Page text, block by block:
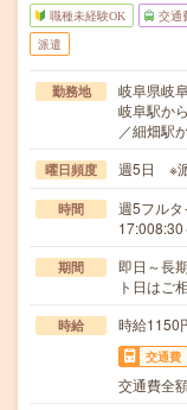
職種未経験OK 交通
派遣
勤務地
岐阜県岐
岐阜駅か
／細畑駅
曜日頻度 週5日 ※
時間
週5フル
期間
即日～長
ト日はご
時給 時給
交通費
交通費全